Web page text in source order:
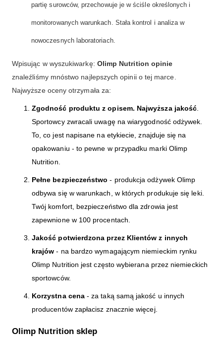
partię surowców, przechowuje je w ściśle określonych i
monitorowanych warunkach. Stała kontrol i analiza w
nowoczesnych laboratoriach.
Wpisując w wyszukiwarkę: Olimp Nutrition opinie
znaleźliśmy mnóstwo najlepszych opinii o tej marce.
Najwyższe oceny otrzymała za:
Zgodność produktu z opisem. Najwyższa jakość
Sportowcy zwracali uwagę na wiarygodność odżywek.
To, co jest napisane na etykiecie, znajduje się na
opakowaniu - to pewne w przypadku marki Olimp
Nutrition.
Pełne bezpieczeństwo - produkcja odżywek Olimp
odbywa się w warunkach, w których produkuje się leki.
Twój komfort, bezpieczeństwo dla zdrowia jest
zapewnione w 100 procentach.
Jakość potwierdzona przez Klientów z innych
krajów - na bardzo wymagającym niemieckim rynku
Olimp Nutrition jest często wybierana przez niemieckich
sportowców.
Korzystna cena- za taką samą jakość u innych
producentów zapłacisz znacznie więcej.
Olimp Nutrition sklep